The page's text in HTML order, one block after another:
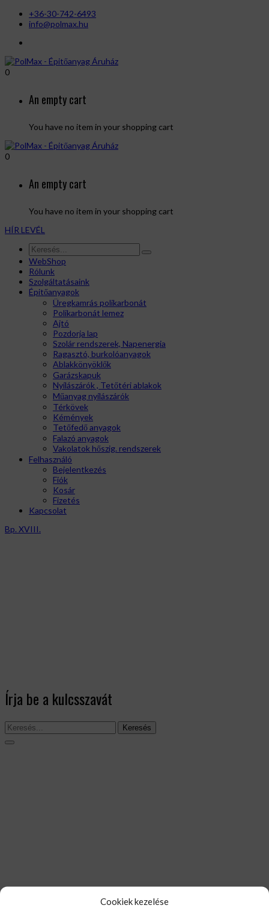
Cookiek kezelése
+36-30-742-6493
info@polmax.hu
0
An empty cart
You have no item in your shopping cart
0
An empty cart
You have no item in your shopping cart
HÍR LEVÉL
WebShop
Rólunk
Szolgáltatásaink
Épitőanyagok
Üregkamrás polikarbonát
Polikarbonát lemez
Ajtó
Pozdorja lap
Szolár rendszerek, Napenergia
Ragasztó, burkolóanyagok
Ablakkönyöklők
Garázskapuk
Nyílászárók , Tetőtéri ablakok
Műanyag nyílászárók
Térkövek
Kémények
Tetőfedő anyagok
Falazó anyagok
Vakolatok hőszig. rendszerek
Felhasználó
Bejelentkezés
Fiók
Kosár
Fizetés
Kapcsolat
Bp. XVIII.
Írja be a kulcsszavát
Keresés